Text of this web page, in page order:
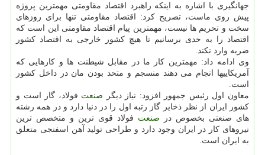
جهانگیری با اشاره به اینكه راهبرد اقتصاد مقاومتی مهمترین پروژه
پیش روی ماست، تصریح كرد: اقتصاد مقاومتی تنها برای روزهای
سخت و تحریم ها نیست، مهمترین پیام اقتصاد مقاومتی این است كه
اقتصاد را به حدی برسانیم تا هیچ كشور خارجی به اقتصاد كشور
ضربه وارد نكند.
وی ادامه داد: مهمترین كار ما در مقابل شیطنت ها و كارهایی كه
آمریكاییها انجام می دهند منسجم و متحد بودن مان در داخل كشور
است.
معاون اول رئیس جمهور افزود: نیاز دیگر صنعت فولاد، گاز است و
كشور ایران از نظر ذخایر گاز رتبه اول را در دنیا دارد و در همه رشته
های صنعتی بخصوص در صنعت فولاد قوی ترین و متخصص ترین
نیروهای كار در ایران وجود دارد و طراحی تولید آهن اسفنجی متعلق
به ایران است.